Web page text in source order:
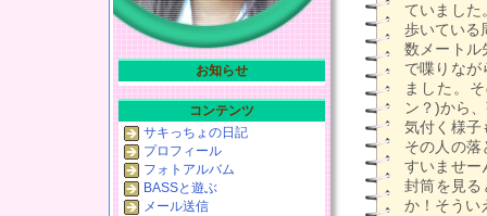
ていました
歩いている
数メートル
で喋りなが
ました。
ン？)から
気付く様子
その人の落
すいませー
封筒を見る
か！そうい
お知らせ
コンテンツ
サキっちょの日記
プロフィール
フォトアルバム
BASSと遊ぶ
メール送信